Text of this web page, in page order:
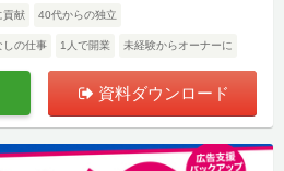
貢献 40代からの独立
しの仕事 1人で開業 未経験からオーナーに
資料ダウンロード